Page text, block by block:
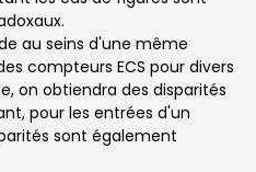
au seins d'une même
compteurs ECS pour divers
on obtiendra des disparités
pour les entrées d'un
sont également